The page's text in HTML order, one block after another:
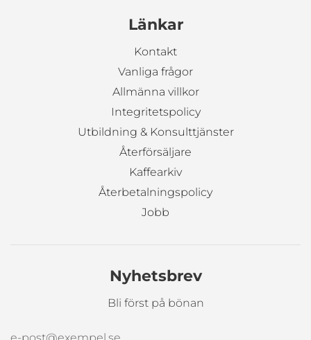
Länkar
Kontakt
Vanliga frågor
Allmänna villkor
Integritetspolicy
Utbildning & Konsulttjänster
Återförsäljare
Kaffearkiv
Återbetalningspolicy
Jobb
Nyhetsbrev
Bli först på bönan